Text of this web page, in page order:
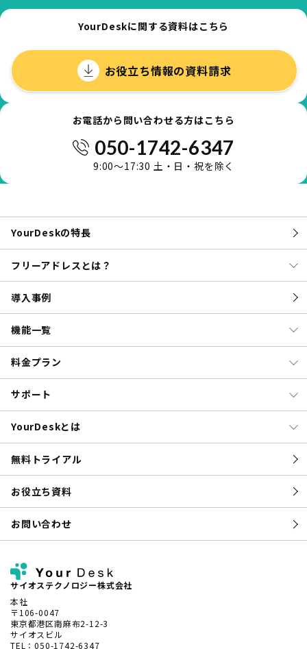
YourDeskに関する資料はこちら
お役立ち情報の資料請求
お電話から問い合わせる方はこちら
050-1742-6347
9:00～17:30 土・日・祝を除く
サイオステクノロジー株式会社
本社
〒106-0047
東京都港区南麻布2-12-3
サイオスビル
TEL：050-1742-6347
YourDeskの特長
フリーアドレスとは？
導入事例
機能一覧
料金プラン
サポート
YourDeskとは
無料トライアル
お役立ち資料
お問い合わせ